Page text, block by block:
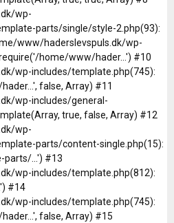
wp-
parts/single/style-2.php(93):
www/haderslevspuls.dk/wp-
home/www/hader...') #10
wp-includes/template.php(745):
false, Array) #11
wp-includes/general-
true, false, Array) #12
wp-
parts/content-single.php(15):
...') #13
wp-includes/template.php(812):
#14
wp-includes/template.php(745):
false, Array) #15